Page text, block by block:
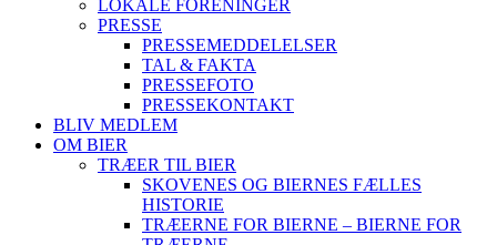
LOKALE FORENINGER
PRESSE
PRESSEMEDDELELSER
TAL & FAKTA
PRESSEFOTO
PRESSEKONTAKT
BLIV MEDLEM
OM BIER
TRÆER TIL BIER
SKOVENES OG BIERNES FÆLLES
HISTORIE
TRÆERNE FOR BIERNE – BIERNE FOR